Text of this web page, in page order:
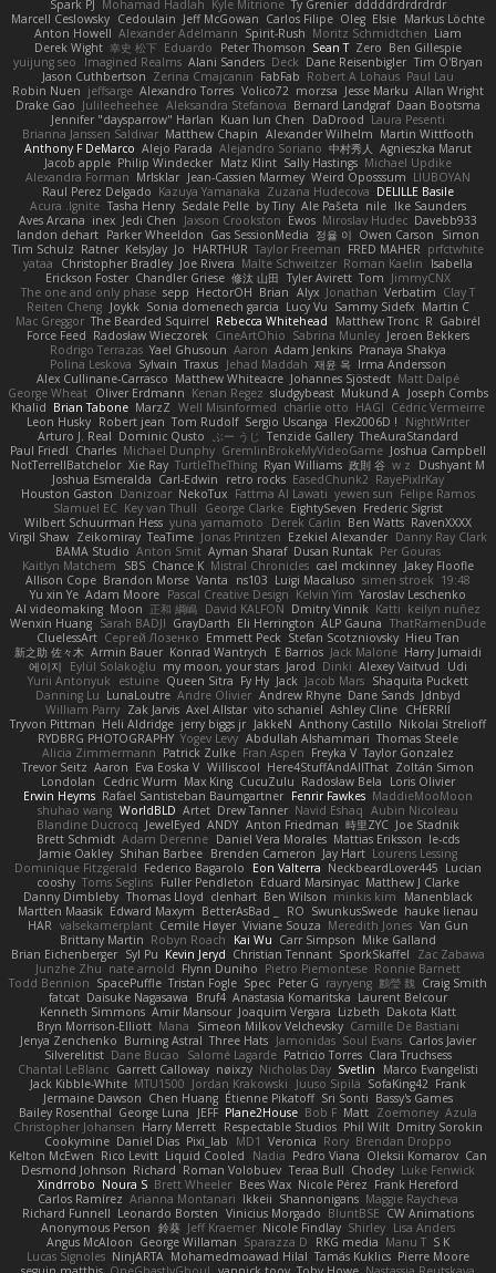
Spark PJ Mohamad Hadlah Kyle Mitrione Ty Grenier dddddrdrdrdrdr
Marcell Ceslowsky Cedoulain Jeff McGowan Carlos Filipe Oleg Elsie Markus Löchte
Anton Howell Alexander Adelmann Spirit-Rush Moritz Schmidtchen Liam
Derek Wight 幸史 松下 Eduardo Peter Thomson Sean T Zero Ben Gillespie
yuijung seo
Imagined Realms Alani Sanders Deck Dane Reisenbigler Tim O'Bryan
Jason Cuthbertson Zerina Cmajcanin FabFab Robert A Lohaus Paul Lau
Robin Nuen jeffsarge Alexandro Torres Volico72 morzsa Jesse Marku Allan Wright
Drake Gao Julileeheehee Aleksandra Stefanova Bernard Landgraf Daan Bootsma
Jennifer "daysparrow" Harlan Kuan lun Chen DaDrood Laura Pesenti
Brianna Janssen Saldivar Matthew Chapin Alexander Wilhelm Martin Wittfooth
Anthony F DeMarco Alejo Parada Alejandro Soriano 中村秀人
Agnieszka Marut
Jacob apple Philip Windecker Matz Klint Sally Hastings Michael Updike
Alexandra Forman MrIsklar Jean-Cassien Marmey Weird Oposssum LIUBOYAN
Raul Perez Delgado Kazuya Yamanaka Zuzana Hudecova DELILLE Basile
Acura .Ignite Tasha Henry Sedale Pelle by Tiny Ale Pašeta nile Ike Saunders
Aves Arcana inex Jedi Chen Jaxson Crookston Ewos Miroslav Hudec Davebb933
landon dehart Parker Wheeldon Gas SessionMedia 정율 이 Owen Carson
Simon
Tim Schulz Ratner KelsyJay Jo HARTHUR Taylor Freeman FRED MAHER prfctwhite
yataa
Christopher Bradley Joe Rivera Malte Schweitzer Roman Kaelin
Isabella
Erickson Foster Chandler Griese 修汰 山田 Tyler Avirett Tom JimmyCNX
The one and only phase sepp HectorOH Brian Alyx Jonathan Verbatim Clay T
Reiten Cheng Joykk Sonia domenech garcia Lucy Vu Sammy Sidefx Martin C
Mac Greggor The Bearded Squirrel Rebecca Whitehead Matthew Tronc R Gabirél
Force Feed Radosław Wieczorek CineArtOhio Sabrina Munley Jeroen Bekkers
Rodrigo Terrazas Yael Ghusoun Aaron Adam Jenkins Pranaya Shakya
Polina Leskova Sylvain Traxus Jehad Maddah 재윤 옥 Irma Andersson
Alex Cullinane-Carrasco Matthew Whiteacre Johannes Sjöstedt Matt Dalpé
George Wheat Oliver Erdmann Kenan Regez sludgybeast Mukund A Joseph Combs
Khalid Brian Tabone MarzZ Well Misinformed charlie otto HAGI Cédric Vermeirre
Leon Husky Robert jean Tom Rudolf Sergio Uscanga Flex2006D !
NightWriter
Arturo J. Real Dominic Qusto ぶー うじ Tenzide Gallery TheAuraStandard
Paul Friedl Charles Michael Dunphy GremlinBrokeMyVideoGame Joshua Campbell
NotTerrellBatchelor Xie Ray TurtleTheThing Ryan Williams 政則 谷 w z
Dushyant M
Joshua Esmeralda Carl-Edwin retro rocks EasedChunk2 RayePixlrKay
Houston Gaston Danizoar NekoTux Fattma Al Lawati yewen sun Felipe Ramos
Slamuel EC Key van Thull George Clarke EightySeven Frederic Sigrist
Wilbert Schuurman Hess yuna yamamoto Derek Carlin Ben Watts RavenXXXX
Virgil Shaw Zeikomiray TeaTime Jonas Printzen Ezekiel Alexander Danny Ray Clark
BAMA Studio Anton Smit Ayman Sharaf Dusan Runtak Per Gouras
Kaitlyn Matchem
SBS Chance K Mistral Chronicles cael mckinney Jakey Floofle
Allison Cope Brandon Morse Vanta ns103 Luigi Macaluso simen stroek 19:48
Yu xin Ye Adam Moore Pascal Creative Design Kelvin Yim Yaroslav Leschenko
AI videomaking Moon 正和 綱嶋 David KALFON Dmitry Vinnik Katti keilyn nuñez
Wenxin Huang Sarah BADJI GrayDarth Eli Herrington ALP Gauna ThatRamenDude
CluelessArt Cергей Лозенко Emmett Peck Stefan Scotzniovsky Hieu Tran
新之助 佐々木 Armin Bauer Konrad Wantrych E Barrios Jack Malone Harry Jumaidi
에이지
Eylül Solakoğlu my moon, your stars Jarod Dinki Alexey Vaitvud
Udi
Yurii Antonyuk
estuine Queen Sitra Fy Hy Jack Jacob Mars Shaquita Puckett
Danning Lu LunaLoutre Andre Olivier Andrew Rhyne Dane Sands Jdnbyd
William Parry Zak Jarvis Axel Allstar vito schaniel Ashley Cline CHERRII
Tryvon Pittman Heli Aldridge jerry biggs jr JakkeN Anthony Castillo Nikolai Strelioff
RYDBRG PHOTOGRAPHY Yogev Levy Abdullah Alshammari Thomas Steele
Alicia Zimmermann Patrick Zulke Fran Aspen Freyka V Taylor Gonzalez
Trevor Seitz Aaron Eva Eoska V Williscool Here4StuffAndAllThat Zoltán Simon
Londolan
Cedric Wurm Max King CucuZulu Radosław Bela
Loris Olivier
Erwin Heyms Rafael Santisteban Baumgartner Fenrir Fawkes MaddieMooMoon
shuhao wang WorldBLD Artet Drew Tanner Navid Eshaq Aubin Nicoleau
Blandine Ducrocq JewelEyed ANDY Anton Friedman 時里ZYC Joe Stadnik
Brett Schmidt Adam Derenne Daniel Vera Morales Mattias Eriksson le-cds
Jamie Oakley Shihan Barbee Brenden Cameron Jay Hart Lourens Lessing
Dominique Fitzgerald Federico Bagarolo Eon Valterra NeckbeardLover445 Lucian
cooshy Toms Seglins Fuller Pendleton Eduard Marsinyac Matthew J Clarke
Danny Dimbleby Thomas Lloyd clenhart Ben Wilson minkis kim
Manenblack
Martten Maasik Edward Maxym BetterAsBad _ RO SwunkusSwede hauke lienau
HAR valsekamerplant Cemile Høyer Viviane Souza Meredith Jones Van Gun
Brittany Martin Robyn Roach Kai Wu Carr Simpson Mike Galland
Brian Eichenberger Syl Pu Kevin Jeryd Christian Tennant SporkSkaffel
Zac Zabawa
Junzhe Zhu nate arnold Flynn Duniho Pietro Piemontese Ronnie Barnett
Todd Bennion SpacePuffle Tristan Fogle Spec Peter G rayryeng 鸝瑩 魏 Craig Smith
fatcat Daisuke Nagasawa Bruf4 Anastasia Komaritska Laurent Belcour
Kenneth Simmons Amir Mansour Joaquim Vergara Lizbeth Dakota Klatt
Bryn Morrison-Elliott Mana Simeon Milkov Velchevsky Camille De Bastiani
Jenya Zenchenko Burning Astral Three Hats Jamonidas Soul Evans Carlos Javier
Silverelitist Dane Bucao Salomé Lagarde Patricio Torres Clara Truchsess
Chantal LeBlanc Garrett Calloway nøixzy Nicholas Day Svetlin
Marco Evangelisti
Jack Kibble-White MTU1500 Jordan Krakowski Juuso Sipilä SofaKing42 Frank
Jermaine Dawson Chen Huang Étienne Pikatoff Sri Sonti Bassy's Games
Bailey Rosenthal George Luna JEFF Plane2House Bob F Matt Zoemoney Azula
Christopher Johansen Harry Merrett Respectable Studios Phil Wilt Dmitry Sorokin
Cookymine Daniel Dias Pixi_lab MD1 Veronica Rory Brendan Droppo
Kelton McEwen Rico Levitt Liquid Cooled Nadia Pedro Viana Oleksii Komarov Can
Desmond Johnson Richard Roman Volobuev Teraa Bull Chodey Luke Fenwick
Xindrrobo Noura S Brett Wheeler Bees Wax Nicole Pérez Frank Hereford
Carlos Ramírez Arianna Montanari Ikkeii Shannonigans Maggie Raycheva
Richard Funnell Leonardo Borsten Vinicius Morgado BluntBSE CW Animations
Anonymous Person 鈴葵 Jeff Kraemer Nicole Findlay Shirley Lisa Anders
Angus McAloon George Willaman Sparazza D RKG media Manu T S K
Lucas Signoles NinjARTA Mohamedmoawad Hilal Tamás Kuklics Pierre Moore